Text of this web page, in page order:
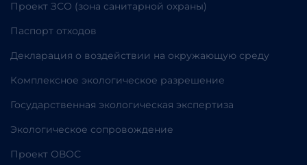
Проект ЗСО (зона санитарной охраны)
Паспорт отходов
Декларация о воздействии на окружающую среду
Комплексное экологическое разрешение
Государственная экологическая экспертиза
Экологическое сопровождение
Проект ОВОС